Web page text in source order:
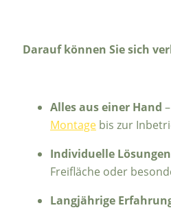
Darauf können Sie sich
Alles aus einer Hand
Montage bis zur
Individuelle Lösungen
Freifläche oder
Langjährige